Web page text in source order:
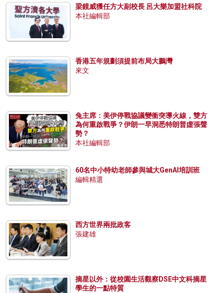
梁鏡威獲任方大副校長 呂大樂加盟社科院
本社編輯部
香港五年規劃須提前布局大鵬灣
來文
兔主席：美伊停戰協議變衝突導火線，雙方
為何重啟戰爭？伊朗一早洞悉特朗普虛張聲
勢？
本社編輯部
60名中小特幼老師參與城大GenAI培訓班
編輯精選
西方世界兩批政客
張建雄
摘星以外：從校園生活觀察DSE中文科摘星
學生的一點特質